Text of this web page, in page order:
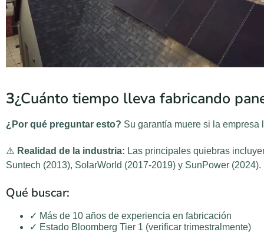
3¿Cuánto tiempo lleva fabricando
¿Por qué preguntar esto? Su garantía muere si la empresa
⚠️ Realidad de la industria: Las principales quiebras
Suntech (2013), SolarWorld (2017-2019) y SunPower (2024).
Qué buscar:
✓ Más de 10 años de experiencia en fabricación
✓ Estado Bloomberg Tier 1 (verificar trimestralmente)